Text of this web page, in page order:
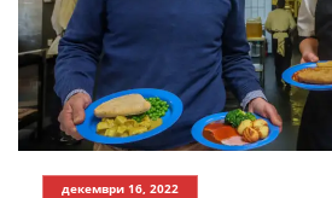
ИСТОРИЈАТ НА
ИСТОРИЈАТ НА
СТРУКТУРА НА
декември 16, 2022